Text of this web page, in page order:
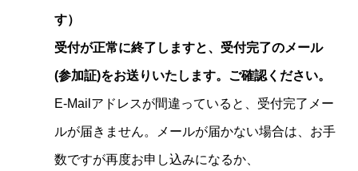
す）
受付が正常に終了しますと、受付完了のメール
(参加証)をお送りいたします。ご確認ください。
E-Mailアドレスが間違っていると、受付完了メー
ルが届きません。メールが届かない場合は、お手
数ですが再度お申し込みになるか、